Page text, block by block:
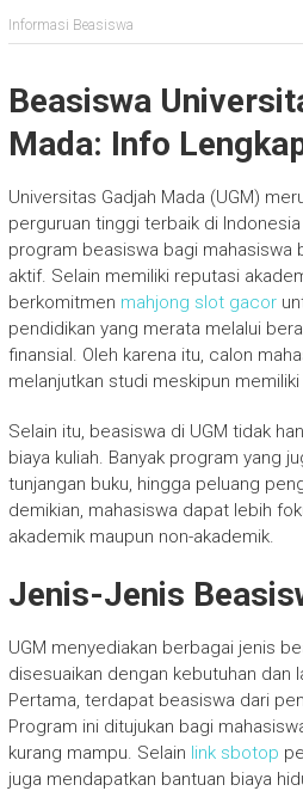
Informasi Beasiswa
Beasiswa
Mada: Info
Universitas Gadjah Mada (UGM)
perguruan tinggi terbaik di
program beasiswa bagi mahasiswa
aktif. Selain memiliki reputasi
berkomitmen mahjong slot gacor
pendidikan yang merata melalui
finansial. Oleh karena itu, calon
melanjutkan studi meskipun
Selain itu, beasiswa di UGM tidak
biaya kuliah. Banyak program yang
tunjangan buku, hingga peluang
demikian, mahasiswa dapat lebih
akademik maupun non-akademik.
Jenis-Jenis
UGM menyediakan berbagai jenis
disesuaikan dengan kebutuhan dan
Pertama, terdapat beasiswa dari
Program ini ditujukan bagi
kurang mampu. Selain link sbotop
juga mendapatkan bantuan biaya